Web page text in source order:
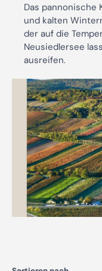
Das pannonische
und kalten
der auf die
Neusiedlersee
ausreifen.